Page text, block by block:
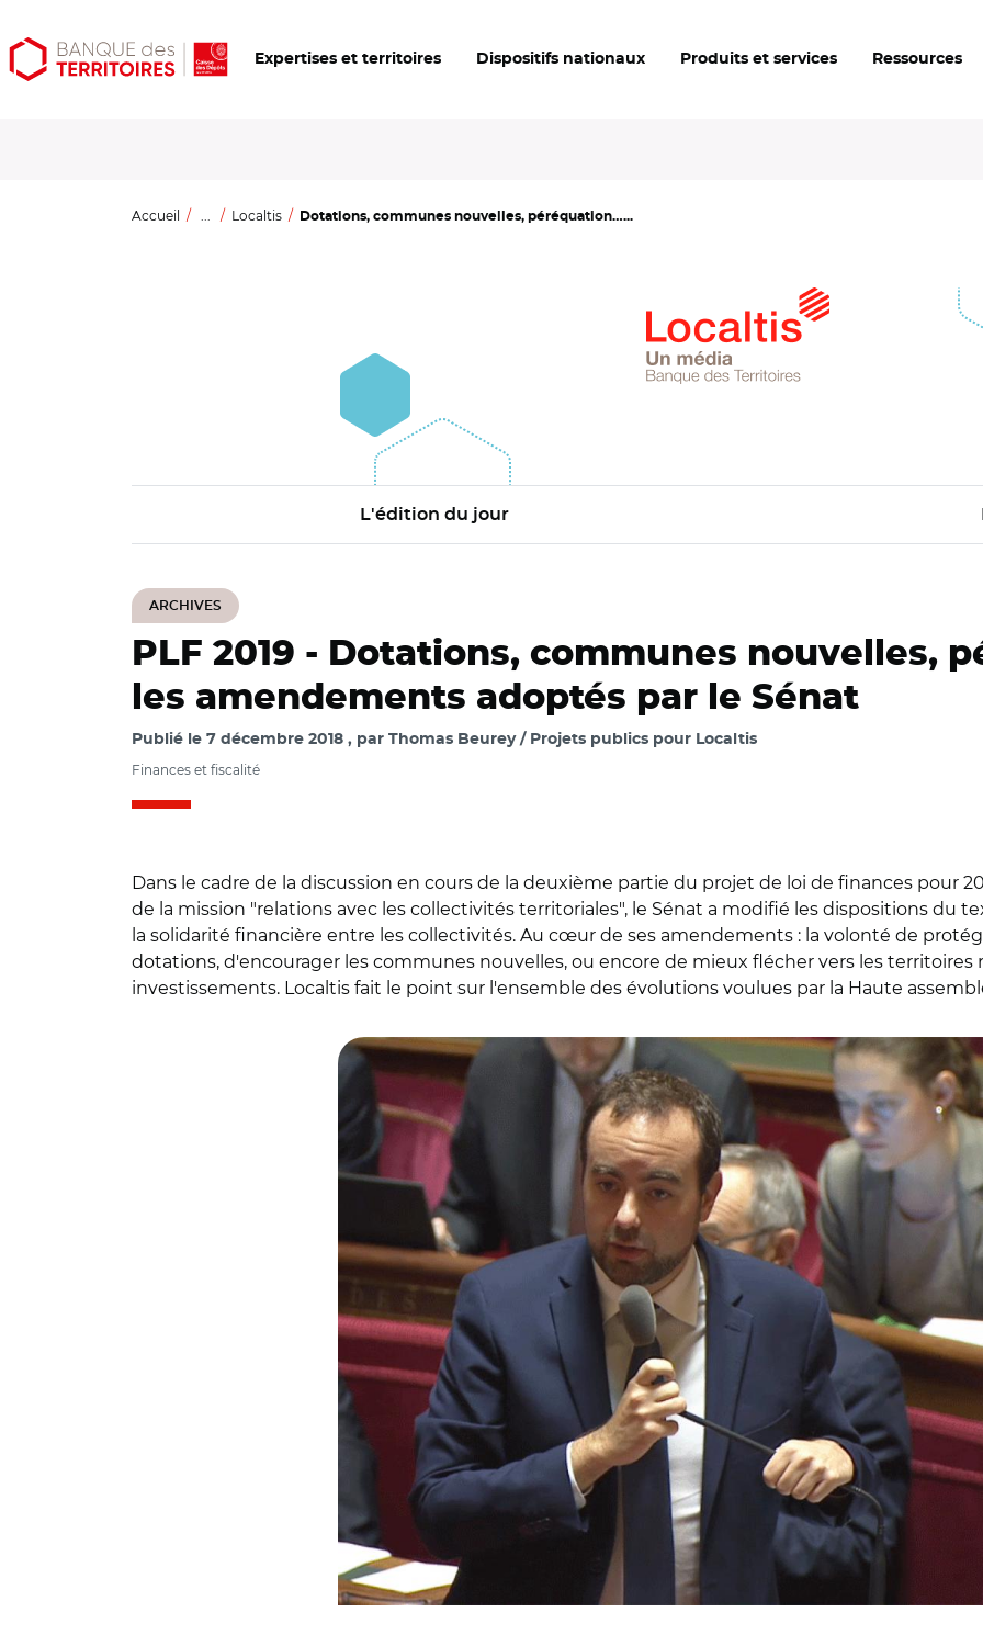
Aller
au
Aller
au
Ouvrir
les
Expertises et territoires Dispositifs nationaux Produits et services Ressources
Accueil ... Localtis Dotations, communes nouvelles, péréquation…...
L'édition du jour
ARCHIVES
PLF 2019 - Dotations, communes nouvelles,
les amendements adoptés par le Sénat
Publié le 7 décembre 2018 par Thomas Beurey / Projets publics pour Localtis
Finances et fiscalité
Dans le cadre de la discussion en cours de la deuxième partie du projet de loi de finances pour
de la mission "relations avec les collectivités territoriales", le Sénat a modifié les dispositions du
la solidarité financière entre les collectivités. Au cœur de ses amendements : la volonté de
dotations, d'encourager les communes nouvelles, ou encore de mieux flécher vers les territoires
investissements. Localtis fait le point sur l'ensemble des évolutions voulues par la Haute